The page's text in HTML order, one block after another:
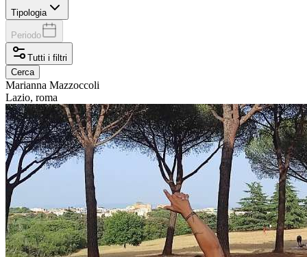
Tipologia
Periodo
Tutti i filtri
Cerca
Marianna Mazzoccoli
Lazio, roma